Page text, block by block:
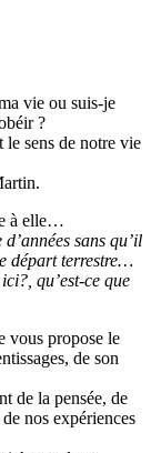
vie ou suis-je
?
le sens de notre vie
à elle…
sans qu’il
départ terrestre…
qu’est-ce que
vous propose le
de son
de la pensée, de
nos expériences